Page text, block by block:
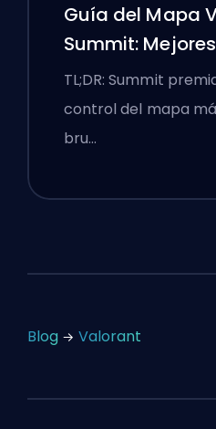
Guía del Mapa
Summit:
Llamadas y
TL;DR: Summit
control del mapa
bru…
Blog Valorant